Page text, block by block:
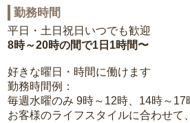
勤務時間
平日・土日祝日いつでも歓迎
8時～20時の間で1日1時間〜
好きな曜日・時間に働けます
勤務時間例：
毎週水曜のみ 9時～12時、14時～17
お客様のライフスタイルに合わせて